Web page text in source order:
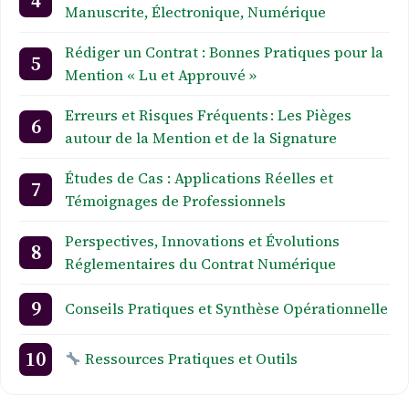
Manuscrite, Électronique, Numérique
Rédiger un Contrat : Bonnes Pratiques pour la
Mention « Lu et Approuvé »
Erreurs et Risques Fréquents : Les Pièges
autour de la Mention et de la Signature
Études de Cas : Applications Réelles et
Témoignages de Professionnels
Perspectives, Innovations et Évolutions
Réglementaires du Contrat Numérique
Conseils Pratiques et Synthèse Opérationnelle
Ressources Pratiques et Outils